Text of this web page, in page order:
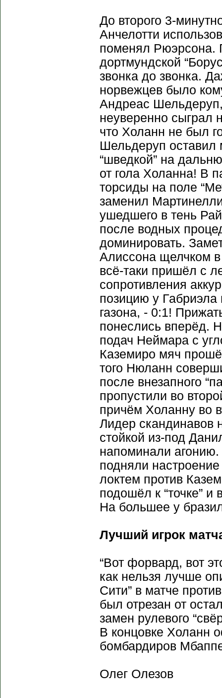
До второго 3-
Анчелотти
поменял Рюэрсона.
дортмундской
звонка до звонка.
норвежцев было
Андреас Шельдеруп,
неуверенно сыграл
что Холанн не был
Шельдеруп оставил
“шведкой” на
от гола Холанна! В
торсиды на поле
заменил
ушедшего в тень
после водных
доминировать.
Алиссона щелчком в
всё-таки пришёл с
сопротивления
позицию у Габриэла
газона, - 0:1!
понеслись вперёд.
подач Неймара с
Каземиро мяч
того Нюланн
после внезапного
пропустили во
причём Холанну во
Лидер скандинавов
стойкой из-под
напоминали
подняли
локтем против
подошёл к “точке”
На большее у
Лучший игрок
“Вот форвард, вот
как нельзя лучше
Сити” в матче
был отрезан от
замен рулевого
В концовке Холанн
бомбардиров
Олег Олезов